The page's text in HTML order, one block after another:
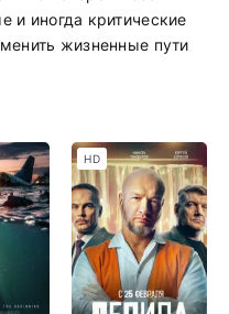
и иногда критические
жизненные пути
HD